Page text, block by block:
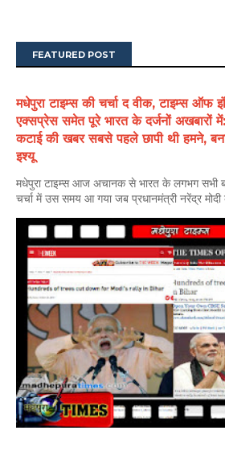
FEATURED POST
मधेपुरा टाइम्स की चर्चा द वीक, टाइम्स ऑफ
एक्सप्रेस समेत पूरे भारत के दर्जनों अखबारों
कटाई की खबर सबसे पहले छापी थी हमने,
इश्यू
मधेपुरा टाइम्स आज अचानक से भारत के लगभग सभी
चर्चा में उस समय आ गया जब प्रधानमंत्री नरेंद्र मोदी